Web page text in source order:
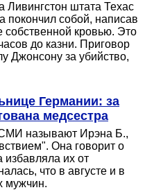
Ливингстон штата Техас
покончил собой, написав
собственной кровью. Это
до казни. Приговор
Джонсону за убийство,
Германии: за
медсестра
СМИ называют Ирэна Б.,
Она говорит о
избавляла их от
что в августе и в
мужчин.